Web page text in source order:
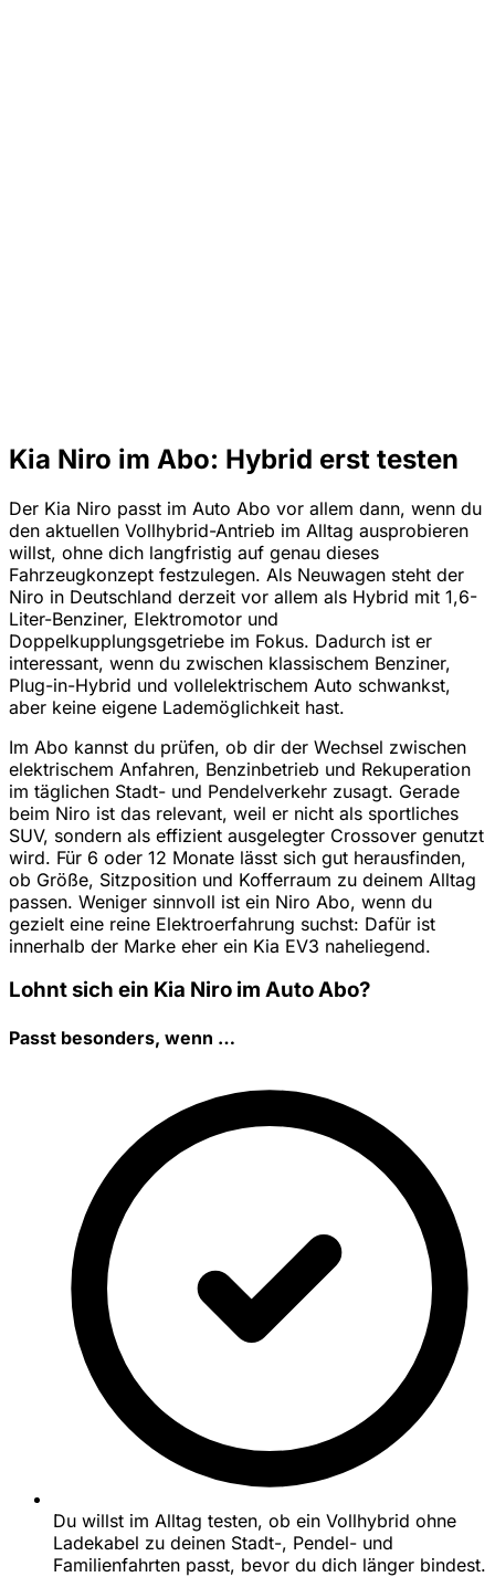
Kia Niro im Abo: Hybrid erst testen
Der Kia Niro passt im Auto Abo vor allem dann, wenn du
den aktuellen Vollhybrid-Antrieb im Alltag ausprobieren
willst, ohne dich langfristig auf genau dieses
Fahrzeugkonzept festzulegen. Als Neuwagen steht der
Niro in Deutschland derzeit vor allem als Hybrid mit 1,6-
Liter-Benziner, Elektromotor und
Doppelkupplungsgetriebe im Fokus. Dadurch ist er
interessant, wenn du zwischen klassischem Benziner,
Plug-in-Hybrid und vollelektrischem Auto schwankst,
aber keine eigene Lademöglichkeit hast.
Im Abo kannst du prüfen, ob dir der Wechsel zwischen
elektrischem Anfahren, Benzinbetrieb und Rekuperation
im täglichen Stadt- und Pendelverkehr zusagt. Gerade
beim Niro ist das relevant, weil er nicht als sportliches
SUV, sondern als effizient ausgelegter Crossover genutzt
wird. Für 6 oder 12 Monate lässt sich gut herausfinden,
ob Größe, Sitzposition und Kofferraum zu deinem Alltag
passen. Weniger sinnvoll ist ein Niro Abo, wenn du
gezielt eine reine Elektroerfahrung suchst: Dafür ist
innerhalb der Marke eher ein Kia EV3 naheliegend.
Lohnt sich ein Kia Niro im Auto Abo?
Passt besonders, wenn …
Du willst im Alltag testen, ob ein Vollhybrid ohne
Ladekabel zu deinen Stadt-, Pendel- und
Familienfahrten passt, bevor du dich länger bindest.